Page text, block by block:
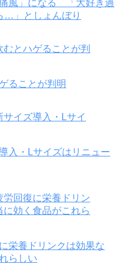
風」になる 「大好き過
…」としょんぼり
ることが判明
入・Lサイズはリニュー
栄養ドリンクは効果な
らしい